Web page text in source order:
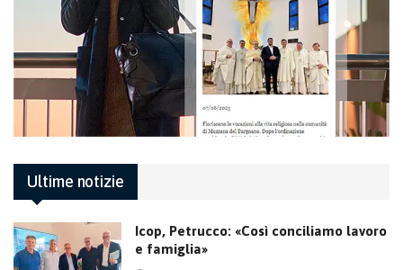
Ultime notizie
Icop, Petrucco: «Così conciliamo lavoro
e famiglia»